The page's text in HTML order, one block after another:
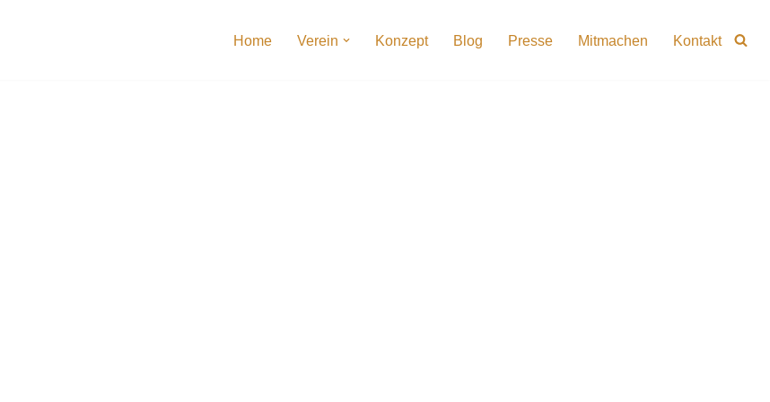
Home Verein Konzept Blog Presse Mitmachen Kontakt